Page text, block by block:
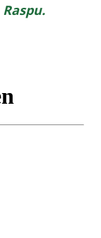
Raspu.